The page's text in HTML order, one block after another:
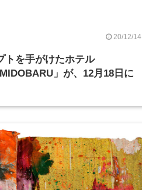
20/12/14
トを手がけたホテル
」が、12月18日に